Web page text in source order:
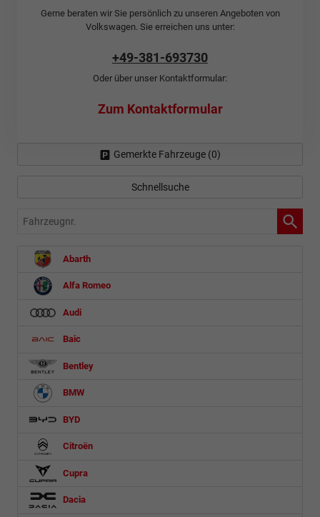
Gerne beraten wir Sie persönlich zu unseren Angeboten von
Volkswagen. Sie erreichen uns unter:
+49-381-693730
Oder über unser Kontaktformular:
Zum Kontaktformular
Gemerkte Fahrzeuge (0)
Schnellsuche
Fahrzeugnr.
Abarth
Alfa Romeo
Audi
Baic
Bentley
BMW
BYD
Citroën
Cupra
Dacia